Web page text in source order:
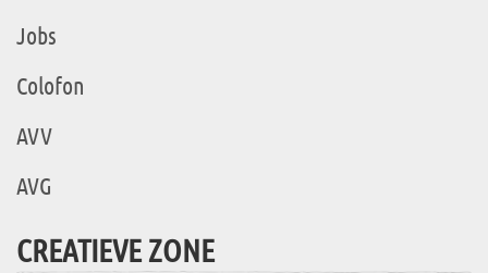
Jobs
Colofon
AVV
AVG
CREATIEVE ZONE